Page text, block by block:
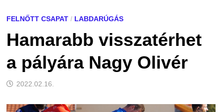
FELNŐTT CSAPAT/ LABDARÚGÁS
Hamarabb visszatérhet
a pályára Nagy Olivér
2022.02.16.